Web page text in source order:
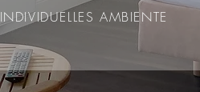
INDIVIDUELLES AMBIENTE